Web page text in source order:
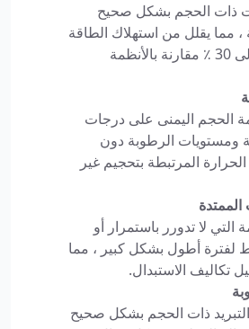
ذات الحجم بشكل صحيح
، مما يقلل من استهلاك الطاقة
بنسبة تصل إلى 30 ٪ مقارنة بالأنظمة
الحجم اليمنى على درجات
ومستويات الرطوبة دون
المرتبطة بتحجيم غير
الممتدة
التي لا تدورر باستمرار أو
لفترة أطول بشكل كبير ، مما
تكاليف الاستبدال.
ذات الحجم بشكل صحيح